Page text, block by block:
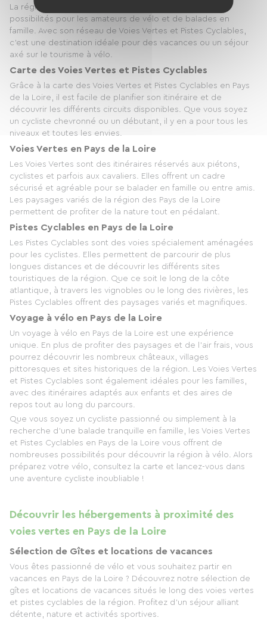
La région des Pays de la Loire offre de nombreuses
possibilités pour les amateurs de vélo et de balades en
famille. Avec son réseau de Voies Vertes et Pistes Cyclables,
c'est une destination idéale pour des vacances ou un séjour
axé sur le tourisme à vélo.
Carte des Voies Vertes et Pistes Cyclables
Grâce à la carte des Voies Vertes et Pistes Cyclables en Pays
de la Loire, il est facile de planifier son itinéraire et de
découvrir les différents circuits disponibles. Que vous soyez
un cycliste chevronné ou un débutant, il y en a pour tous les
niveaux et toutes les envies.
Voies Vertes en Pays de la Loire
Les Voies Vertes sont des itinéraires réservés aux piétons,
cyclistes et parfois aux cavaliers. Elles offrent un cadre
sécurisé et agréable pour se balader en famille ou entre amis.
Les paysages variés de la région des Pays de la Loire
permettent de profiter de la nature tout en pédalant.
Pistes Cyclables en Pays de la Loire
Les Pistes Cyclables sont des voies spécialement aménagées
pour les cyclistes. Elles permettent de parcourir de plus
longues distances et de découvrir les différents sites
touristiques de la région. Que ce soit le long de la côte
atlantique, à travers les vignobles ou le long des rivières, les
Pistes Cyclables offrent des paysages variés et magnifiques.
Voyage à vélo en Pays de la Loire
Un voyage à vélo en Pays de la Loire est une expérience
unique. En plus de profiter des paysages et de l'air frais, vous
pourrez découvrir les nombreux châteaux, villages
pittoresques et sites historiques de la région. Les Voies Vertes
et Pistes Cyclables sont également idéales pour les familles,
avec des itinéraires adaptés aux enfants et des aires de
repos tout au long du parcours.
Que vous soyez un cycliste passionné ou simplement à la
recherche d'une balade tranquille en famille, les Voies Vertes
et Pistes Cyclables en Pays de la Loire vous offrent de
nombreuses possibilités pour découvrir la région à vélo. Alors
préparez votre vélo, consultez la carte et lancez-vous dans
une aventure cycliste inoubliable !
Découvrir les hébergements à proximité des
voies vertes en Pays de la Loire
Sélection de Gîtes et locations de vacances
Vous êtes passionné de vélo et vous souhaitez partir en
vacances en Pays de la Loire ? Découvrez notre sélection de
gîtes et locations de vacances situés le long des voies vertes
et pistes cyclables de la région. Profitez d'un séjour alliant
détente, nature et activités sportives.